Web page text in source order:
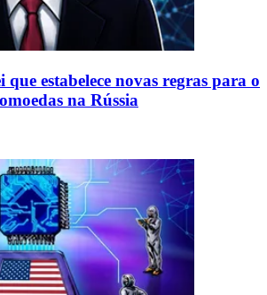
estabelece novas regras para o
na Rússia